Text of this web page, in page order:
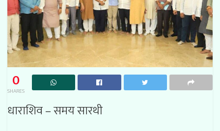
0
SHARES
धाराशिव – समय सारथी